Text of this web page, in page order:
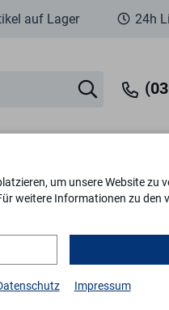
auf Lager 24h
Schlösser & Zylinder
Türfest.g.Hub 30 braun 90
um unsere Website zu
weitere Informationen zu den
Impressum